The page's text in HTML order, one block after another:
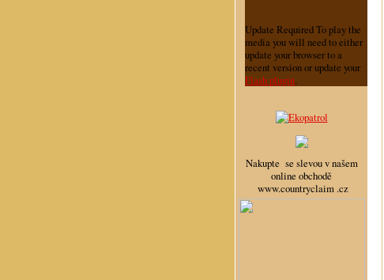
Update RequiredTo play the
media you will need to either
update your browser to a
recent version or update your
Flash plugin.
Nakupte se slevou v našem
online obchodě
www.countryclaim .cz